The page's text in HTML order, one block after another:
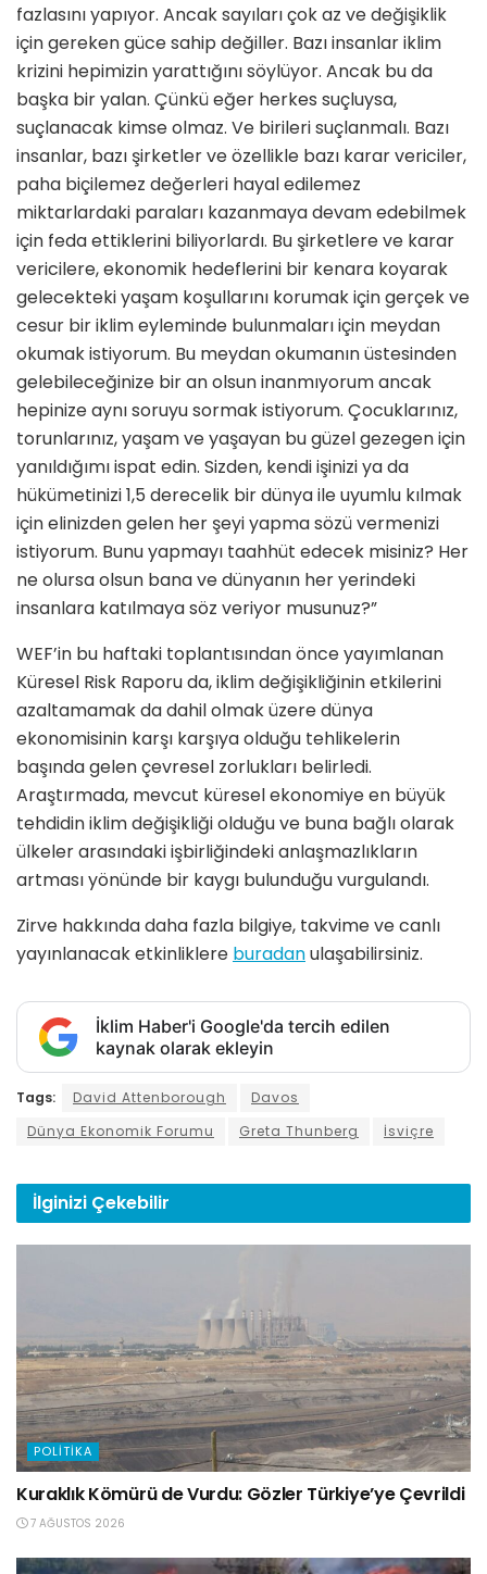
fazlasını yapıyor. Ancak sayıları çok az ve değişiklik
için gereken güce sahip değiller. Bazı insanlar iklim
krizini hepimizin yarattığını söylüyor. Ancak bu da
başka bir yalan. Çünkü eğer herkes suçluysa,
suçlanacak kimse olmaz. Ve birileri suçlanmalı. Bazı
insanlar, bazı şirketler ve özellikle bazı karar vericiler,
paha biçilemez değerleri hayal edilemez
miktarlardaki paraları kazanmaya devam edebilmek
için feda ettiklerini biliyorlardı. Bu şirketlere ve karar
vericilere, ekonomik hedeflerini bir kenara koyarak
gelecekteki yaşam koşullarını korumak için gerçek ve
cesur bir iklim eyleminde bulunmaları için meydan
okumak istiyorum. Bu meydan okumanın üstesinden
gelebileceğinize bir an olsun inanmıyorum ancak
hepinize aynı soruyu sormak istiyorum. Çocuklarınız,
torunlarınız, yaşam ve yaşayan bu güzel gezegen için
yanıldığımı ispat edin. Sizden, kendi işinizi ya da
hükümetinizi 1,5 derecelik bir dünya ile uyumlu kılmak
için elinizden gelen her şeyi yapma sözü vermenizi
istiyorum. Bunu yapmayı taahhüt edecek misiniz? Her
ne olursa olsun bana ve dünyanın her yerindeki
insanlara katılmaya söz veriyor musunuz?”
WEF’in bu haftaki toplantısından önce yayımlanan
Küresel Risk Raporu da, iklim değişikliğinin etkilerini
azaltamamak da dahil olmak üzere dünya
ekonomisinin karşı karşıya olduğu tehlikelerin
başında gelen çevresel zorlukları belirledi.
Araştırmada, mevcut küresel ekonomiye en büyük
tehdidin iklim değişikliği olduğu ve buna bağlı olarak
ülkeler arasındaki işbirliğindeki anlaşmazlıkların
artması yönünde bir kaygı bulunduğu vurgulandı.
Zirve hakkında daha fazla bilgiye, takvime ve canlı
yayınlanacak etkinliklere buradanulaşabilirsiniz.
İklim Haber'i Google'da tercih edilen
kaynak olarak ekleyin
Tags: David Attenborough
Davos
Dünya Ekonomik Forumu
Greta Thunberg İsviçre
İlginizi Çekebilir
POLITIKA
Kuraklık Kömürü de Vurdu: Gözler Türkiye’ye Çevrildi
7 AĞUSTOS 2026